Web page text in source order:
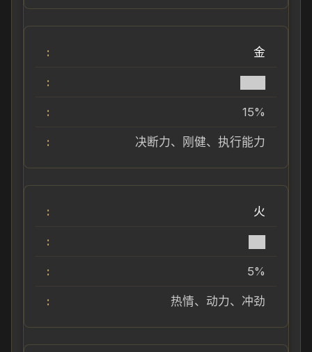
金
15%
决断力、刚健、执行能力
火
5%
热情、动力、冲劲